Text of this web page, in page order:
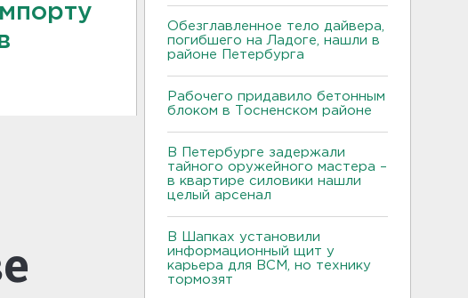
Обезглавленное тело дайвера,
погибшего на Ладоге, нашли в
районе Петербурга
Рабочего придавило бетонным
блоком в Тосненском районе
В Петербурге задержали
тайного оружейного мастера –
в квартире силовики нашли
целый арсенал
В Шапках установили
информационный щит у
карьера для ВСМ, но технику
тормозят